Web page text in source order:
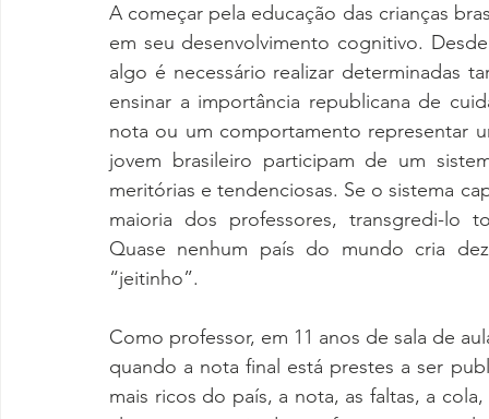
A começar pela educação das crianças
em seu desenvolvimento cognitivo.
algo é necessário realizar determinadas
ensinar a importância republicana de
nota ou um comportamento representar
jovem brasileiro participam de um
meritórias e tendenciosas. Se o sistema
maioria dos professores, transgredi-lo
Quase nenhum país do mundo cria
“jeitinho”.
Como professor, em 11 anos de sala de
quando a nota final está prestes a ser
mais ricos do país, a nota, as faltas, a